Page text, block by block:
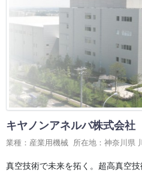
キヤノンアネルバ株式会社
業種：産業用機械 所在地：神奈川県
真空技術で未来を拓く。超高真空